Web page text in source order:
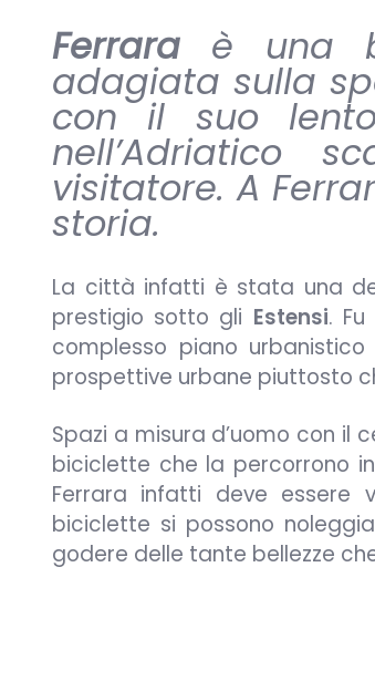
Ferrara è una
adagiata sulla
con il suo
nell’Adriatico
visitatore. A
storia.
La città infatti è stata una
prestigio sotto gli Estensi.
complesso piano
prospettive urbane piuttosto
Spazi a misura d’uomo con
biciclette che la percorrono
Ferrara infatti deve essere
biciclette si possono
godere delle tante bellezze